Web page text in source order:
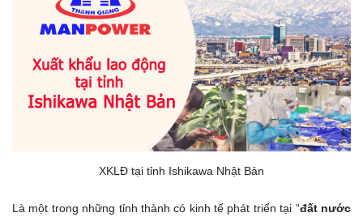
XKLĐ tại tỉnh Ishikawa Nhật Bản
Là một trong những tỉnh thành có kinh tế phát triển tại “đất nước